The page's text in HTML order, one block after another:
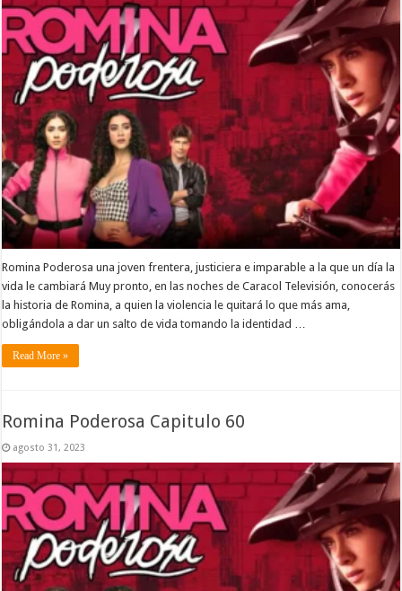
Romina Poderosa una joven frentera, justiciera e imparable a la que un día la
vida le cambiará Muy pronto, en las noches de Caracol Televisión, conocerás
la historia de Romina, a quien la violencia le quitará lo que más ama,
obligándola a dar un salto de vida tomando la identidad …
Read More »
Romina Poderosa Capitulo 60
agosto 31, 2023